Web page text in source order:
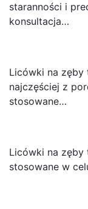
staranności i
konsultacja…
Licówki na zęby
najczęściej z
stosowane…
Licówki na zęby
stosowane w